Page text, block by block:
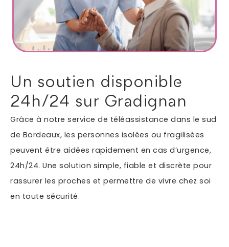
Un soutien disponible
24h/24 sur Gradignan
Grâce à notre service de téléassistance dans le sud
de Bordeaux, les personnes isolées ou fragilisées
peuvent être aidées rapidement en cas d’urgence,
24h/24. Une solution simple, fiable et discrète pour
rassurer les proches et permettre de vivre chez soi
en toute sécurité.
Autres services
Informations supplémentaires du besoin
En soumettant ce formulaire, j'accepte que les
de ma demande.